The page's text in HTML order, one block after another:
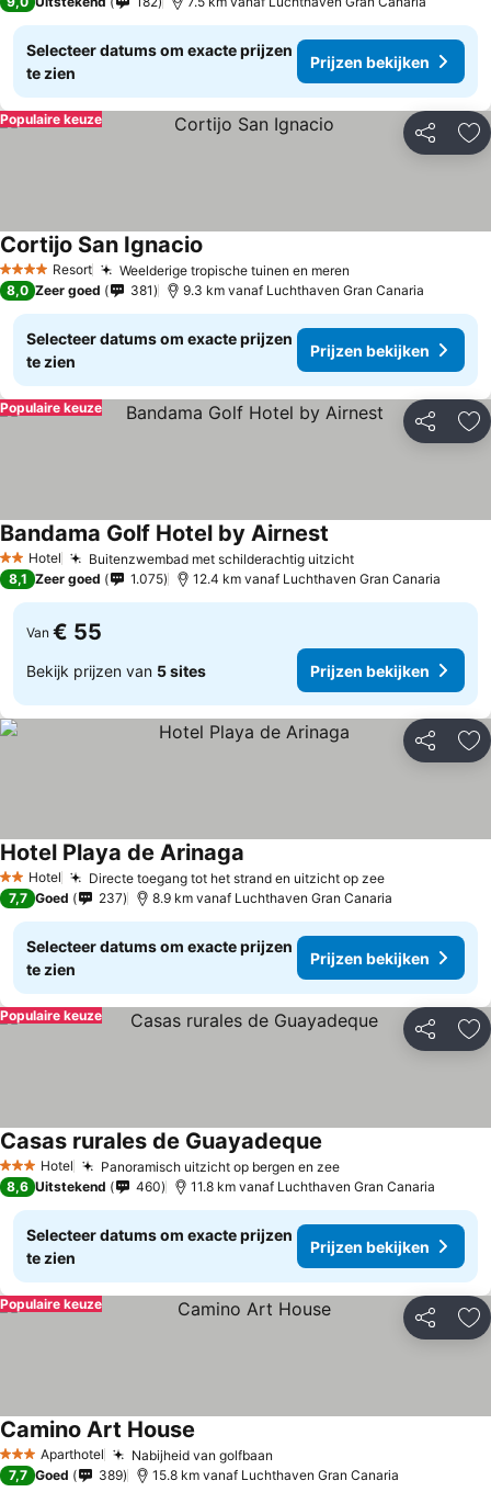
Selecteer datums om exacte prijzen
te zien
Prijzen bekijken
Delen
Populaire keuze
4 SterrenResort Weelderige tropische tuinen en meren
Cortijo San Ignacio
8,0 Zeer goed 381 9.3 km vanaf Luchthaven Gran Canaria
Selecteer datums om exacte prijzen
te zien
Prijzen bekijken
Delen
Populaire keuze
2 Sterren
Hotel Buitenzwembad met schilderachtig uitzichtPrijzen bekijken
Bandama Golf Hotel by Airnest
8,1 Zeer goed 1.075 12.4 km vanaf Luchthaven Gran Canaria
Van € 55
Bekijk prijzen van 5 sites Prijzen bekijken
Delen
2 Sterren
Hotel Directe toegang tot het strand en uitzicht op zeePrijzen
Hotel Playa de Arinaga
7,7 Goed 237 8.9 km vanaf Luchthaven Gran Canaria
Selecteer datums om exacte prijzen
te zien
Prijzen bekijken
Delen
Populaire keuze
3 SterrenHotel Panoramisch uitzicht op bergen en zeePrijzen bekijken
Casas rurales de Guayadeque
8,6 Uitstekend 460 11.8 km vanaf Luchthaven Gran Canaria
Selecteer datums om exacte prijzen
te zien
Prijzen bekijken
Delen
Populaire keuze
3 SterrenAparthotel Nabijheid van golfbaan
Camino Art House
7,7 Goed 389 15.8 km vanaf Luchthaven Gran Canaria